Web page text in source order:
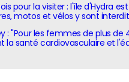
pour la visiter : l'île d'Hydra
motos et vélos y sont
: "Pour les femmes de plus de
la santé cardiovasculaire et